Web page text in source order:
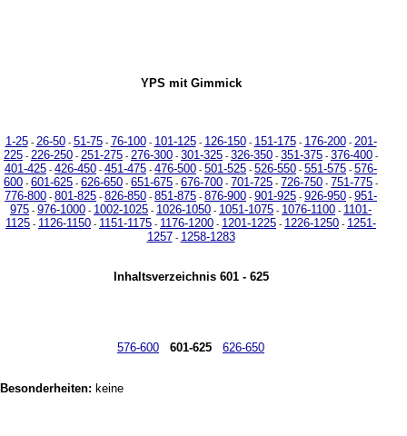
YPS mit Gimmick
1-25- 26-50- 51-75- 76-100- 101-125- 126-150- 151-175- 176-200- 201-
225 - 226-250 - 251-275 - 276-300 - 301-325 - 326-350 - 351-375 - 376-400 -
401-425 - 426-450 - 451-475 - 476-500 - 501-525 - 526-550 - 551-575 - 576-
600 - 601-625 - 626-650 - 651-675 - 676-700 - 701-725 - 726-750 - 751-775 -
776-800 - 801-825 - 826-850 - 851-875 - 876-900 - 901-925 - 926-950 - 951-
975 - 976-1000 - 1002-1025 - 1026-1050 - 1051-1075 - 1076-1100 - 1101-
1125 - 1126-1150 - 1151-1175 - 1176-1200 - 1201-1225 - 1226-1250 - 1251-
1257 - 1258-1283
Inhaltsverzeichnis 601 - 625
576-600 601-625 626-650
Besonderheiten: keine